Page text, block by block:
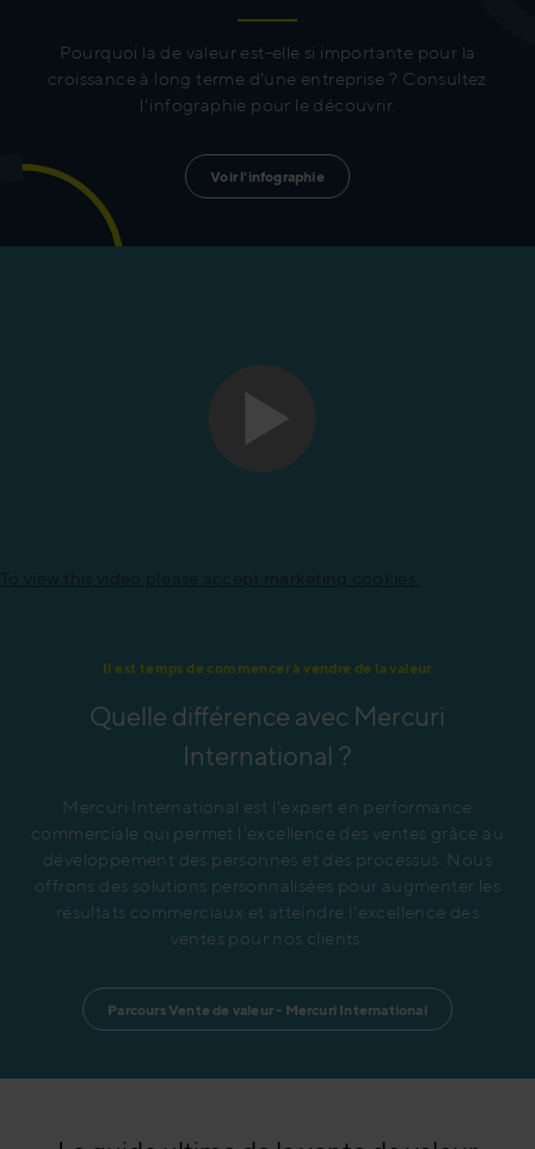
Pourquoi la de valeur est-elle si importante pour la
croissance à long terme d'une entreprise ? Consultez
l'infographie pour le découvrir.
Voir l'infographie
To view this video please accept marketing cookies.
Il est temps de commencer à vendre de la valeur
Quelle différence avec Mercuri
International ?
Mercuri International est l'expert en performance
commerciale qui permet l'excellence des ventes grâce au
développement des personnes et des processus. Nous
offrons des solutions personnalisées pour augmenter les
résultats commerciaux et atteindre l'excellence des
ventes pour nos clients.
Parcours Vente de valeur - Mercuri International